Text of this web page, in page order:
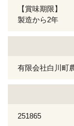
【賞味期限】
製造から2年
有限会社白川町
251865